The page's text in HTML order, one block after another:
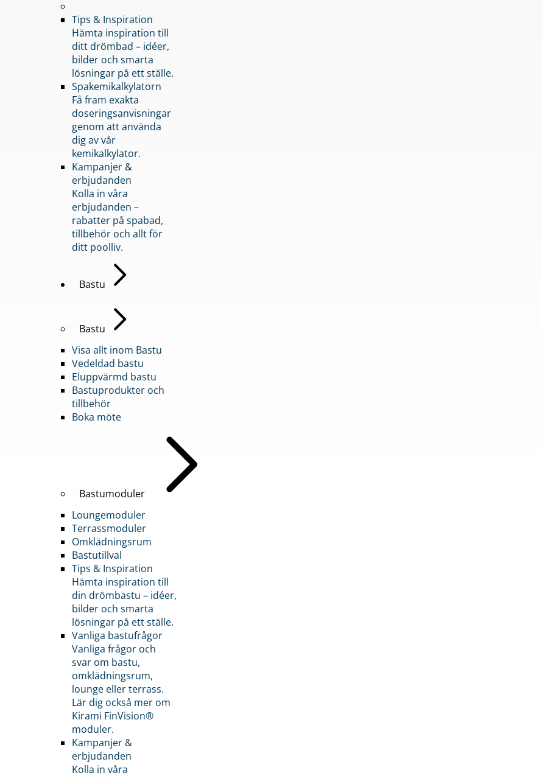
Tips & Inspiration
Hämta inspiration till
ditt drömbad – idéer,
bilder och smarta
lösningar på ett ställe.
Spakemikalkylatorn
Få fram exakta
doseringsanvisningar
genom att använda
dig av vår
kemikalkylator.
Kampanjer &
erbjudanden
Kolla in våra
erbjudanden –
rabatter på spabad,
tillbehör och allt för
ditt poolliv.
Bastu
Bastu
Visa allt inom Bastu
Vedeldad bastu
Eluppvärmd bastu
Bastuprodukter och
tillbehör
Boka möte
Bastumoduler
Loungemoduler
Terrassmoduler
Omklädningsrum
Bastutillval
Tips & Inspiration
Hämta inspiration till
din drömbastu – idéer,
bilder och smarta
lösningar på ett ställe.
Vanliga bastufrågor
Vanliga frågor och
svar om bastu,
omklädningsrum,
lounge eller terrass.
Lär dig också mer om
Kirami FinVision®
moduler.
Kampanjer &
erbjudanden
Kolla in våra